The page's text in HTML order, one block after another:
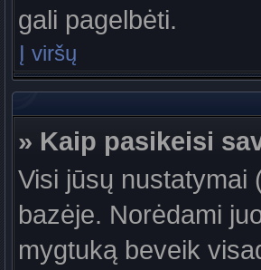
gali pagelbėti.
Į viršų
» Kaip pasikeisi
Visi jūsų nustatymai
bazėje. Norėdami
mygtuką beveik